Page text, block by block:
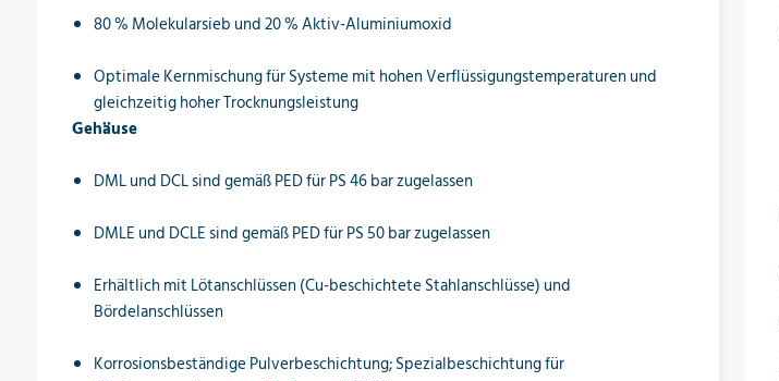
80 % Molekularsieb und 20 % Aktiv-Aluminiumoxid
Optimale Kernmischung für Systeme mit hohen Verflüssigungstemperaturen und
gleichzeitig hoher Trocknungsleistung
Gehäuse
DML und DCL sind gemäß PED für PS 46 bar zugelassen
DMLE und DCLE sind gemäß PED für PS 50 bar zugelassen
Erhältlich mit Lötanschlüssen (Cu-beschichtete Stahlanschlüsse) und
Bördelanschlüssen
Korrosionsbeständige Pulverbeschichtung; Spezialbeschichtung für